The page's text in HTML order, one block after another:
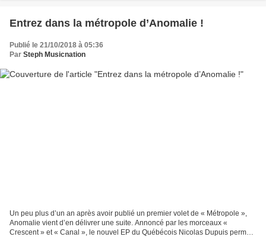
Entrez dans la métropole d’Anomalie !
Publié le 21/10/2018 à 05:36
Par Steph Musicnation
Un peu plus d’un an après avoir publié un premier volet de « Métropole »,
Anomalie vient d’en délivrer une suite. Annoncé par les morceaux «
Crescent » et « Canal », le nouvel EP du Québécois Nicolas Dupuis permet